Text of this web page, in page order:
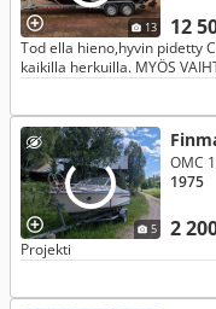
13 12
Tod ella hieno,hyvin pidetty
kaikilla herkuilla. MYÖS VAIHTO PIENEMPÄÄN MÖKKIVENEESEEN
5 2
OMC
1975
Projekti